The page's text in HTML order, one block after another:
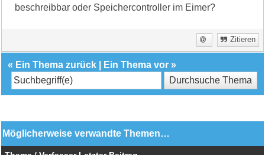
beschreibbar oder Speichercontroller im Eimer?
Zitieren
« Ein Thema zurück Ein Thema vor »
Möglicherweise verwandte Themen…